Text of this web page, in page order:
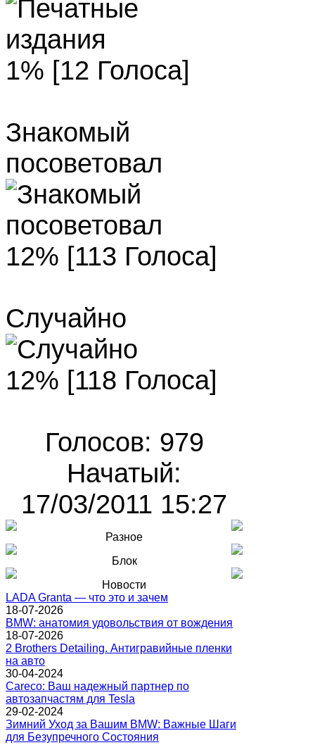
1% [12 Голоса]
Знакомый
посоветовал
12% [113 Голоса]
Случайно
12% [118 Голоса]
Голосов: 979
Начатый:
17/03/2011 15:27
Разное
Блок
Новости
LADA Granta — что это и зачем
18-07-2026
BMW: анатомия удовольствия от вождения
18-07-2026
2 Brothers Detailing. Антигравийные пленки
на авто
30-04-2024
Careco: Ваш надежный партнер по
автозапчастям для Tesla
29-02-2024
Зимний Уход за Вашим BMW: Важные Шаги
для Безупречного Состояния